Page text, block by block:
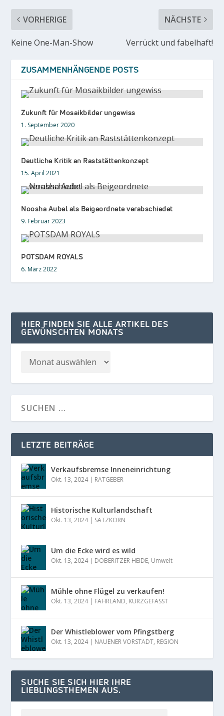
VORHERIGE
Keine One-Man-Show
NÄCHSTE
Verrückt und fabelhaft!
ZUSAMMENHÄNGENDE POSTS
Zukunft für Mosaikbilder ungewiss
1. September 2020
Deutliche Kritik an Raststättenkonzept
15. April 2021
Noosha Aubel als Beigeordnete verabschiedet
9. Februar 2023
POTSDAM ROYALS
6. März 2022
HIER FINDEN SIE ALLE ARTIKEL DES
GEWÜNSCHTEN MONATS
LETZTE BEITRÄGE
Verkaufsbremse Inneneinrichtung
Okt. 13, 2024| RATGEBER
Historische Kulturlandschaft
Okt. 13, 2024| SATZKORN
Um die Ecke wird es wild
Okt. 13, 2024| DÖBERITZER HEIDE, Umwelt
Mühle ohne Flügel zu verkaufen!
Okt. 13, 2024| FAHRLAND, KURZGEFASST
Der Whistleblower vom Pfingstberg
Okt. 13, 2024| NAUENER VORSTADT, REGION
SUCHE SIE SICH HIER IHRE
LIEBLINGSTHEMEN AUS.